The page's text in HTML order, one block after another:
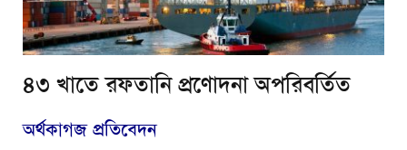
৪৩ খাতে রফতানি প্রণোদনা অপরিবর্তিত
অর্থকাগজ প্রতিবেদন